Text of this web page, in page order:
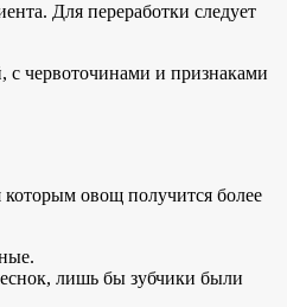
Для переработки следует
с червоточинами и признаками
овощ получится более
лишь бы зубчики были